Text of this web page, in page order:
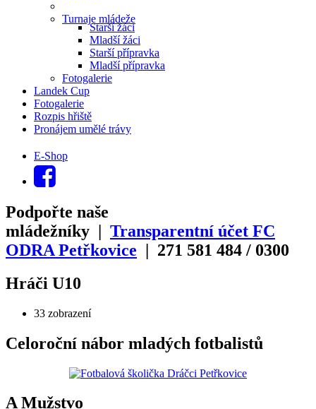
Turnaje mládeže
Starší žáci
Mladší žáci
Starší přípravka
Mladší přípravka
Fotogalerie
Landek Cup
Fotogalerie
Rozpis hřiště
Pronájem umělé trávy
E-Shop
Podpořte naše
mládežníky | Transparentní účet FC
ODRA Petřkovice | 271 581 484 / 0300
Hráči U10
33 zobrazení
Celoroční nábor mladých fotbalistů
A Mužstvo